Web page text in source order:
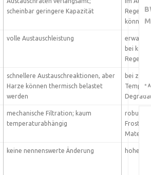
scheinbar geringere Kapazität
können
volle Austauschleistung
bei
schnellere Austauschreaktionen, aber
Harze können thermisch belastet
werden
bei zu
mechanische Filtration; kaum
temperaturabhängig
robust,
Material
keine nennenswerte Änderung hohe
*